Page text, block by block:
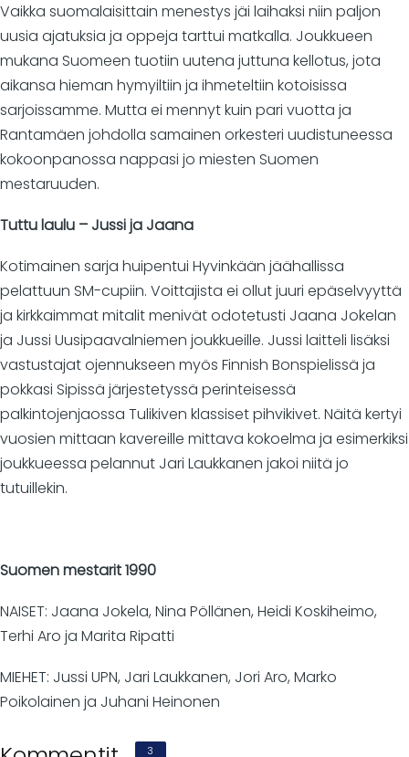
Vaikka suomalaisittain menestys jäi laihaksi niin paljon
uusia ajatuksia ja oppeja tarttui matkalla. Joukkueen
mukana Suomeen tuotiin uutena juttuna kellotus, jota
aikansa hieman hymyiltiin ja ihmeteltiin kotoisissa
sarjoissamme. Mutta ei mennyt kuin pari vuotta ja
Rantamäen johdolla samainen orkesteri uudistuneessa
kokoonpanossa nappasi jo miesten Suomen
mestaruuden.
Tuttu laulu – Jussi ja Jaana
Kotimainen sarja huipentui Hyvinkään jäähallissa
pelattuun SM-cupiin. Voittajista ei ollut juuri epäselvyyttä
ja kirkkaimmat mitalit menivät odotetusti Jaana Jokelan
ja Jussi Uusipaavalniemen joukkueille. Jussi laitteli lisäksi
vastustajat ojennukseen myös Finnish Bonspielissä ja
pokkasi Sipissä järjestetyssä perinteisessä
palkintojenjaossa Tulikiven klassiset pihvikivet. Näitä kertyi
vuosien mittaan kavereille mittava kokoelma ja esimerkiksi
joukkueessa pelannut Jari Laukkanen jakoi niitä jo
tutuillekin.
Suomen mestarit 1990
NAISET: Jaana Jokela, Nina Pöllänen, Heidi Koskiheimo,
Terhi Aro ja Marita Ripatti
MIEHET: Jussi UPN, Jari Laukkanen, Jori Aro, Marko
Poikolainen ja Juhani Heinonen
3